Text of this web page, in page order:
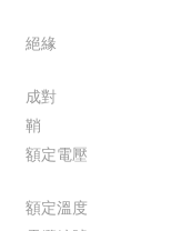
絕緣
成對
鞘
額定電壓
額定溫度